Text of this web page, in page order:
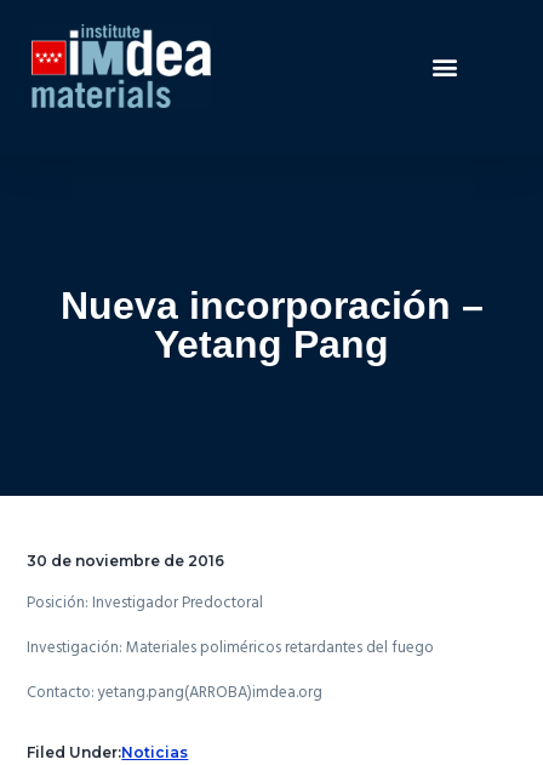
Nueva incorporación –
Yetang Pang
30 de noviembre de 2016
Posición: Investigador Predoctoral
Investigación:Materiales poliméricos retardantes del fuego
Contacto: yetang.pang(ARROBA)imdea.org
Filed Under:Noticias